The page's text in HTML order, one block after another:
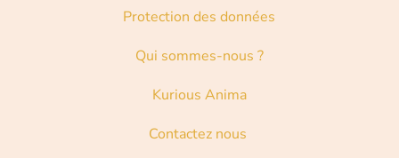
Protection des données
Qui sommes-nous ?
Kurious Anima
Contactez nous